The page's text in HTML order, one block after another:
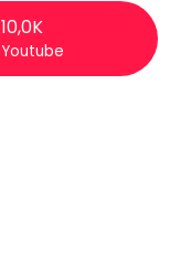
10,0K
Youtube